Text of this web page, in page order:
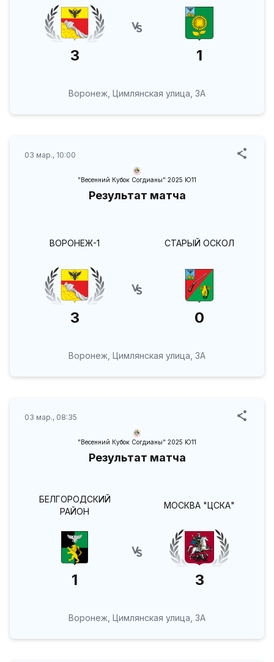
3 1
Воронеж, Цимлянская улица, 3А
03 мар., 10:00
"Весенний Кубок Согдианы" 2025 Ю11
Результат матча
ВОРОНЕЖ-1
3
СТАРЫЙ ОСКОЛ
0
Воронеж, Цимлянская улица, 3А
03 мар., 08:35
"Весенний Кубок Согдианы" 2025 Ю11
Результат матча
БЕЛГОРОДСКИЙ
РАЙОН
1
МОСКВА "ЦСКА"
3
Воронеж, Цимлянская улица, 3А